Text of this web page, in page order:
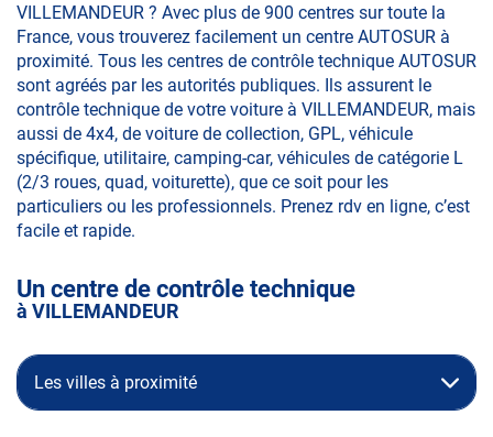
VILLEMANDEUR ? Avec plus de 900 centres sur toute la
France, vous trouverez facilement un centre AUTOSUR à
proximité. Tous les centres de contrôle technique AUTOSUR
sont agréés par les autorités publiques. Ils assurent le
contrôle technique de votre voiture à VILLEMANDEUR, mais
aussi de 4x4, de voiture de collection, GPL, véhicule
spécifique, utilitaire, camping-car, véhicules de catégorie L
(2/3 roues, quad, voiturette), que ce soit pour les
particuliers ou les professionnels. Prenez rdv en ligne, c’est
facile et rapide.
Un centre de contrôle technique
à VILLEMANDEUR
Les villes à proximité